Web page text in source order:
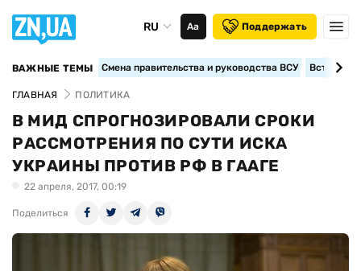
RU Аа Поддержать
ВАЖНЫЕ ТЕМЫ Смена правительства и руководства ВСУ
ГЛАВНАЯ ПОЛИТИКА
В МИД СПРОГНОЗИРОВАЛИ СРОКИ
РАССМОТРЕНИЯ ПО СУТИ ИСКА
УКРАИНЫ ПРОТИВ РФ В ГААГЕ
22 апреля, 2017, 00:19
Поделиться